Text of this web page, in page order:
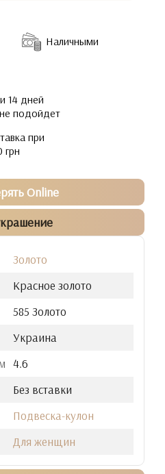
Наличными
14 дней
подойдет
при
грн
Online
Золото
Красное золото
585 Золото
Украина
4.6
Без вставки
Подвеска-кулон
Для женщин